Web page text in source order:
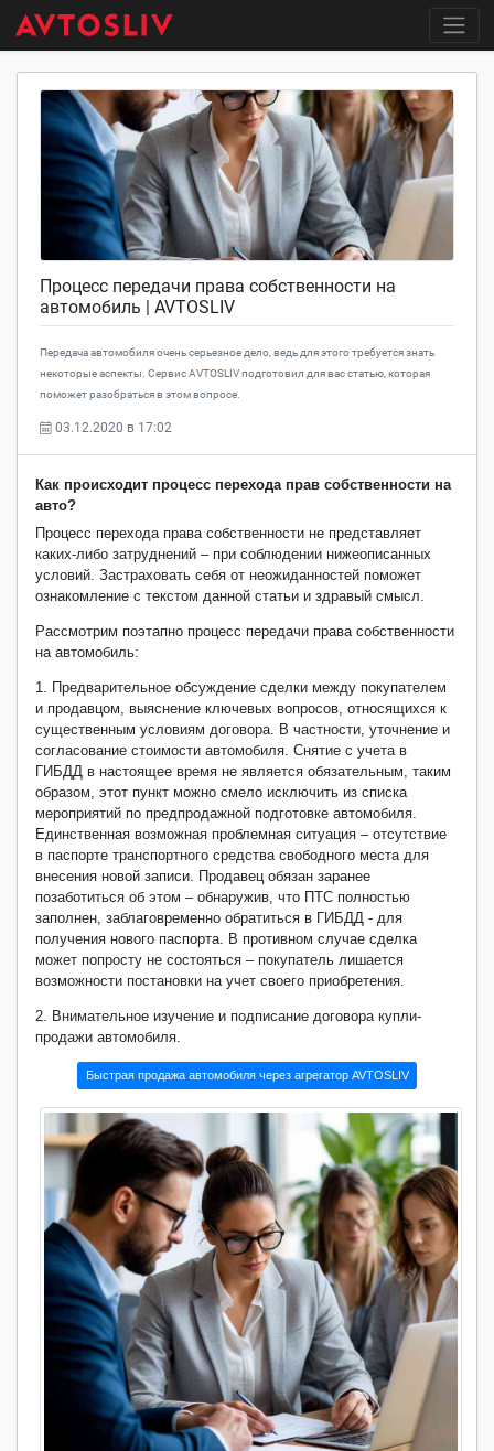
Процесс передачи права собственности на
автомобиль | AVTOSLIV
Передача автомобиля очень серьезное дело, ведь для этого требуется знать
некоторые аспекты. Сервис AVTOSLIV подготовил для вас статью, которая
поможет разобраться в этом вопросе.
03.12.2020 в 17:02
Как происходит процесс перехода прав собственности на
авто?
Процесс перехода права собственности не представляет
каких-либо затруднений – при соблюдении нижеописанных
условий. Застраховать себя от неожиданностей поможет
ознакомление с текстом данной статьи и здравый смысл.
Рассмотрим поэтапно процесс передачи права собственности
на автомобиль:
1. Предварительное обсуждение сделки между покупателем
и продавцом, выяснение ключевых вопросов, относящихся к
существенным условиям договора. В частности, уточнение и
согласование стоимости автомобиля. Снятие с учета в
ГИБДД в настоящее время не является обязательным, таким
образом, этот пункт можно смело исключить из списка
мероприятий по предпродажной подготовке автомобиля.
Единственная возможная проблемная ситуация – отсутствие
в паспорте транспортного средства свободного места для
внесения новой записи. Продавец обязан заранее
позаботиться об этом – обнаружив, что ПТС полностью
заполнен, заблаговременно обратиться в ГИБДД - для
получения нового паспорта. В противном случае сделка
может попросту не состояться – покупатель лишается
возможности постановки на учет своего приобретения.
2. Внимательное изучение и подписание договора купли-
продажи автомобиля.
Быстрая продажа автомобиля через агрегатор AVTOSLIV